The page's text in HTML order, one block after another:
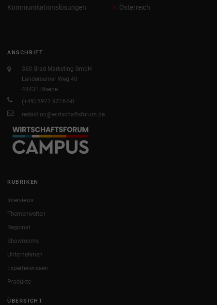
Kommunikationslösungen
Österreich
ANSCHRIFT
360 Grad Marketing GmbH
Landersumer Weg 40
48431 Rheine
(+49) 5971 92164-0
redaktion@wirtschaftsforum.de
RUBRIKEN
Interviews
Themenwelten
Regional
Showrooms
Unternehmen
Expertenwissen
Produkte
ÜBERSICHT